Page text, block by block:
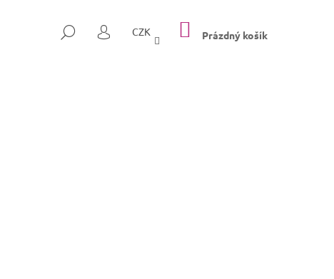
HLEDAT
PŘIHLÁŠENÍ
CZK NÁKUPNÍ
KOŠÍK
Prázdný košík